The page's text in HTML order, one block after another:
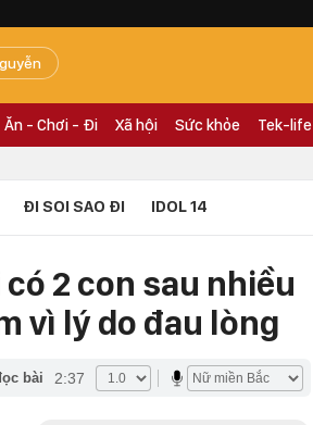
Ăn - Chơi - Đi Xã hội Sức khỏe Tek-life
ĐI SOI SAO ĐI IDOL 14
2 con sau nhiều
vì lý do đau lòng
bài 2:37